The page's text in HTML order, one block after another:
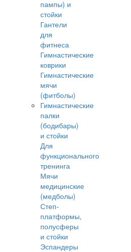
пампы) и
стойки
Гантели
для
фитнеса
Гимнастические
коврики
Гимнастические
мячи
(фитболы)
Гимнастические
палки
(бодибары)
и стойки
Для
функционального
тренинга
Мячи
медицинские
(медболы)
Степ-
платформы,
полусферы
и стойки
Эспандеры